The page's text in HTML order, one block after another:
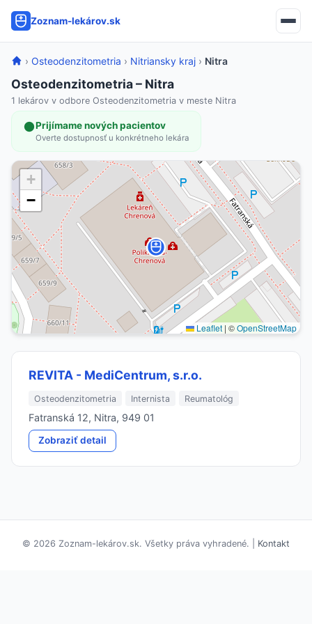
Zoznam-lekárov.sk
› Osteodenzitometria › Nitriansky kraj › Nitra
Osteodenzitometria – Nitra
1 lekárov v odbore Osteodenzitometria v meste Nitra
Prijímame nových pacientov
Overte dostupnosť u konkrétneho lekára
+
−
Leaflet | ©OpenStreetMap
REVITA - MediCentrum, s.r.o.
Osteodenzitometria Internista Reumatológ
Fatranská 12, Nitra, 949 01
Zobraziť detail
© 2026 Zoznam-lekárov.sk. Všetky práva vyhradené. | Kontakt